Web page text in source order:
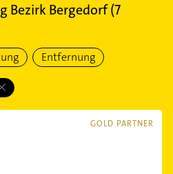
Bezirk Bergedorf(7
Entfernung
GOLD PARTNER